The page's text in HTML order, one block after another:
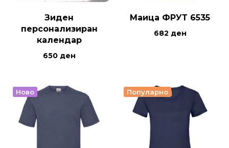
Зиден
персонализиран
календар
650 ден
Маица ФРУТ 6535
682 ден
Ново Популарно